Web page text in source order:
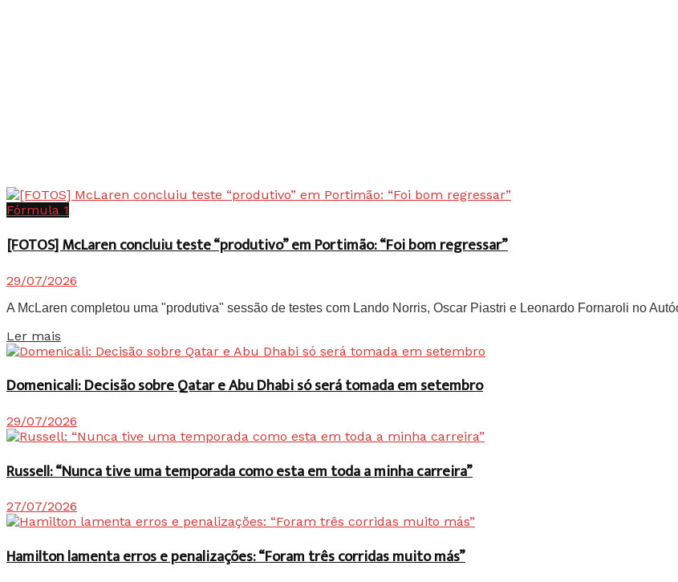
Fórmula 1
[FOTOS] McLaren concluiu teste “produtivo” em Portimão: “Foi bom regressar”
29/07/2026
A McLaren completou uma "produtiva" sessão de testes com Lando Norris, Oscar Piastri e Leonardo Fornaroli no
Ler mais
Domenicali: Decisão sobre Qatar e Abu Dhabi só será tomada em setembro
29/07/2026
Russell: “Nunca tive uma temporada como esta em toda a minha carreira”
27/07/2026
Hamilton lamenta erros e penalizações: “Foram três corridas muito más”